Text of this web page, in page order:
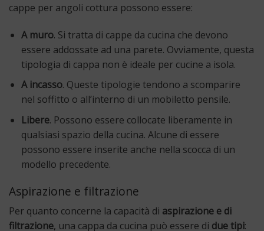
cappe per angoli cottura possono essere:
A muro. Si tratta di cappe da cucina che devono
essere addossate ad una parete. Ovviamente, questa
tipologia di cappa non è ideale per cucine a isola.
A incasso. Queste tipologie tendono a scomparire
nel soffitto o all’interno di un mobiletto pensile.
Libere. Possono essere collocate liberamente in
qualsiasi spazio della cucina. Alcune di essere
possono essere inserite anche nella scocca di un
modello precedente.
Aspirazione e filtrazione
Per quanto concerne la capacità di aspirazione e di
filtrazione, una cappa da cucina può essere di due tipi: